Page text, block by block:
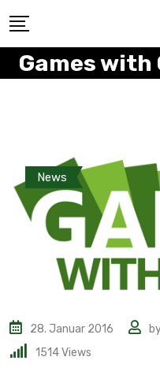
Games with
News
28. Januar 2016
1514Views